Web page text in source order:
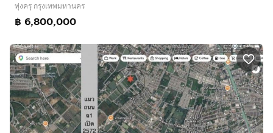
ทุ่งครุ กรุงเทพมหานคร
฿ 6,800,000